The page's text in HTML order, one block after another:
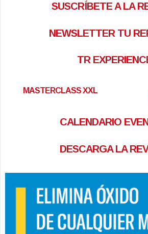
SUSCRÍBETE A LA
NEWSLETTER TU
TR
MASTERCLASS XXL
CALENDARIO
DESCARGA LA